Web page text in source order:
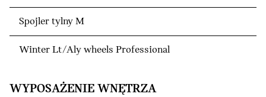
Spojler tylny M
Winter Lt/Aly wheels Professional
WYPOSAŻENIE WNĘTRZA